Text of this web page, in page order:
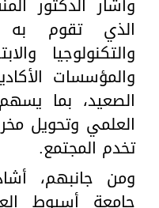
الذي تقوم به
والتكنولوجيا
والمؤسسات
الصعيد، بما
العلمي وتحويل
تخدم المجتمع.
ومن جانبهم،
جامعة أسيوط